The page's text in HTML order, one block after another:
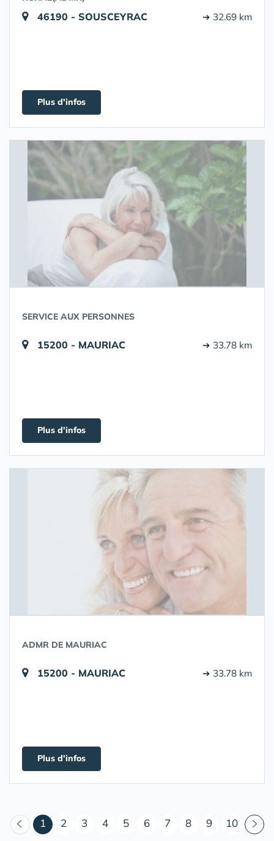
46190 - SOUSCEYRAC ➔ 32.69 km
Plus d'infos
SERVICE AUX PERSONNES
15200 - MAURIAC ➔ 33.78 km
Plus d'infos
ADMR DE MAURIAC
15200 - MAURIAC ➔ 33.78 km
Plus d'infos
1 (courant)
2 3 4 5 6 7 8 9 10